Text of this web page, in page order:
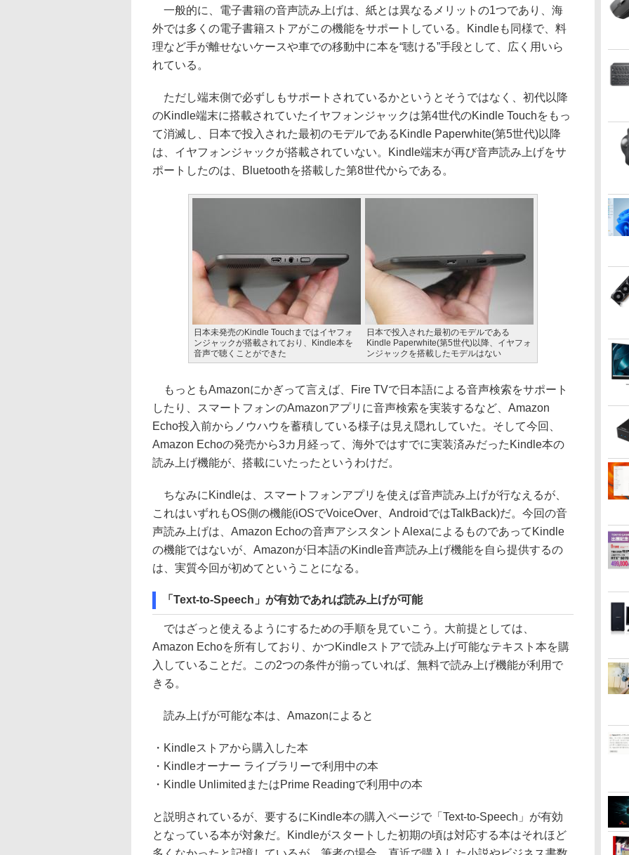
一般的に、電子書籍の音声読み上げは、紙とは異なるメリットの1つであり、海
外では多くの電子書籍ストアがこの機能をサポートしている。Kindleも同様で、料
理など手が離せないケースや車での移動中に本を“聴ける”手段として、広く用いら
れている。
ただし端末側で必ずしもサポートされているかというとそうではなく、初代以降
のKindle端末に搭載されていたイヤフォンジャックは第4世代のKindle Touchをもっ
て消滅し、日本で投入された最初のモデルであるKindle Paperwhite(第5世代)以降
は、イヤフォンジャックが搭載されていない。Kindle端末が再び音声読み上げをサ
ポートしたのは、Bluetoothを搭載した第8世代からである。
日本未発売のKindle Touchまではイヤフォ
ンジャックが搭載されており、Kindle本を
音声で聴くことができた
日本で投入された最初のモデルである
Kindle Paperwhite(第5世代)以降、イヤフォ
ンジャックを搭載したモデルはない
もっともAmazonにかぎって言えば、Fire TVで日本語による音声検索をサポート
したり、スマートフォンのAmazonアプリに音声検索を実装するなど、Amazon
Echo投入前からノウハウを蓄積している様子は見え隠れしていた。そして今回、
Amazon Echoの発売から3カ月経って、海外ではすでに実装済みだったKindle本の
読み上げ機能が、搭載にいたったというわけだ。
ちなみにKindleは、スマートフォンアプリを使えば音声読み上げが行なえるが、
これはいずれもOS側の機能(iOSでVoiceOver、AndroidではTalkBack)だ。今回の音
声読み上げは、Amazon Echoの音声アシスタントAlexaによるものであってKindle
の機能ではないが、Amazonが日本語のKindle音声読み上げ機能を自ら提供するの
は、実質今回が初めてということになる。
「Text-to-Speech」が有効であれば読み上げが可能
ではざっと使えるようにするための手順を見ていこう。大前提としては、
Amazon Echoを所有しており、かつKindleストアで読み上げ可能なテキスト本を購
入していることだ。この2つの条件が揃っていれば、無料で読み上げ機能が利用で
きる。
読み上げが可能な本は、Amazonによると
・Kindleストアから購入した本
・Kindleオーナー ライブラリーで利用中の本
・Kindle UnlimitedまたはPrime Readingで利用中の本
と説明されているが、要するにKindle本の購入ページで「Text-to-Speech」が有効
となっている本が対象だ。Kindleがスタートした初期の頃は対応する本はそれほど